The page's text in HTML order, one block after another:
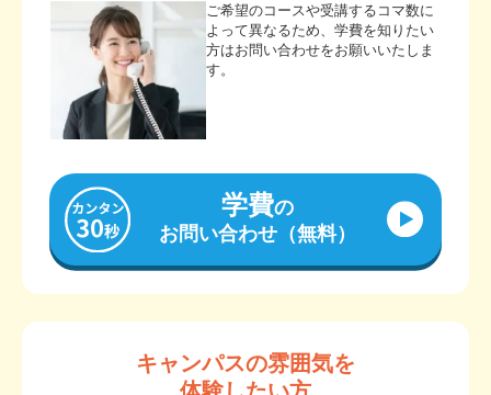
ご希望のコースや受講するコマ数に
よって異なるため、学費を知りたい
方はお問い合わせをお願いいたしま
す。
学費の
お問い合わせ（無料）
キャンパスの雰囲気を